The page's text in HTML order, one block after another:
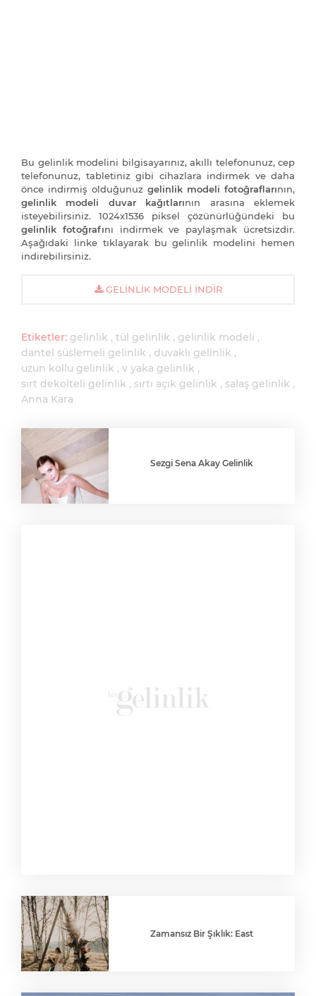
Bu gelinlik modelini bilgisayarınız, akıllı telefonunuz, cep
telefonunuz, tabletiniz gibi cihazlara indirmek ve daha
önce indirmiş olduğunuz gelinlik modeli fotoğraflarının,
gelinlik modeli duvar kağıtlarının arasına eklemek
isteyebilirsiniz. 1024x1536 piksel çözünürlüğündeki bu
gelinlik fotoğrafını indirmek ve paylaşmak ücretsizdir.
Aşağıdaki linke tıklayarak bu gelinlik modelini hemen
indirebilirsiniz.
GELINLIK MODELI İNDIR
Etiketler: gelinlik tül gelinlik
gelinlik modeli
dantel süslemeli gelinlik
duvaklı gelinlik
uzun kollu gelinlik
v yaka gelinlik
sırt dekolteli gelinlik
sırtı açık gelinlik
salaş gelinlik
Anna Kara
Sezgi Sena Akay Gelinlik
Zamansız Bir Şıklık: East